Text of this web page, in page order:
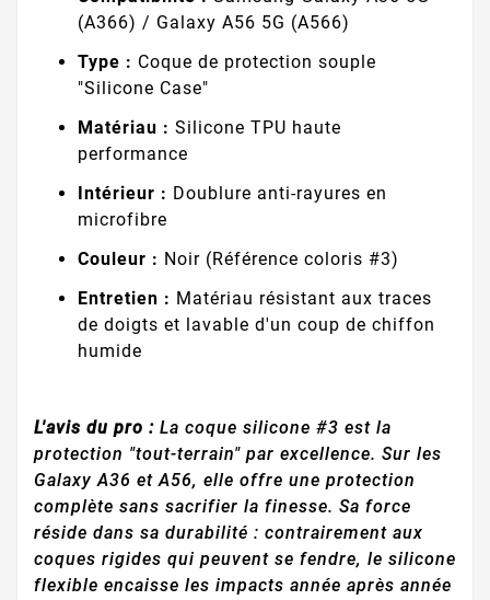
(A366) / Galaxy A56 5G (A566)
Type : Coque de protection souple
"Silicone Case"
Matériau : Silicone TPU haute
performance
Intérieur : Doublure anti-rayures en
microfibre
Couleur : Noir (Référence coloris #3)
Entretien : Matériau résistant aux traces
de doigts et lavable d'un coup de chiffon
humide
L'avis du pro : La coque silicone #3 est la
protection "tout-terrain" par excellence. Sur les
Galaxy A36 et A56, elle offre une protection
complète sans sacrifier la finesse. Sa force
réside dans sa durabilité : contrairement aux
coques rigides qui peuvent se fendre, le silicone
flexible encaisse les impacts année après année